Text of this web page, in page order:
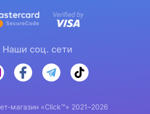
Наши соц. сети
магазин «Click™» 2021–2026